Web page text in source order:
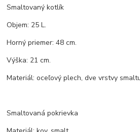
Smaltovaný kotlík
Objem: 25 L.
Horný priemer: 48 cm.
Výška: 21 cm.
Materiál: oceľový plech, dve vrstvy
Smaltovaná pokrievka